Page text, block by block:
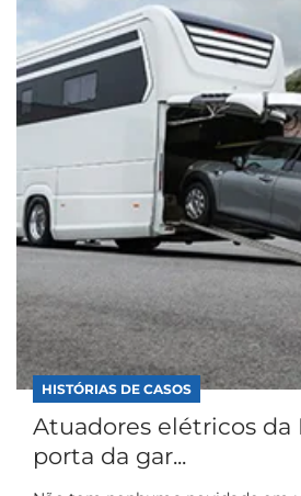
HISTÓRIAS DE CASOS
Atuadores elétricos da
porta da gar...